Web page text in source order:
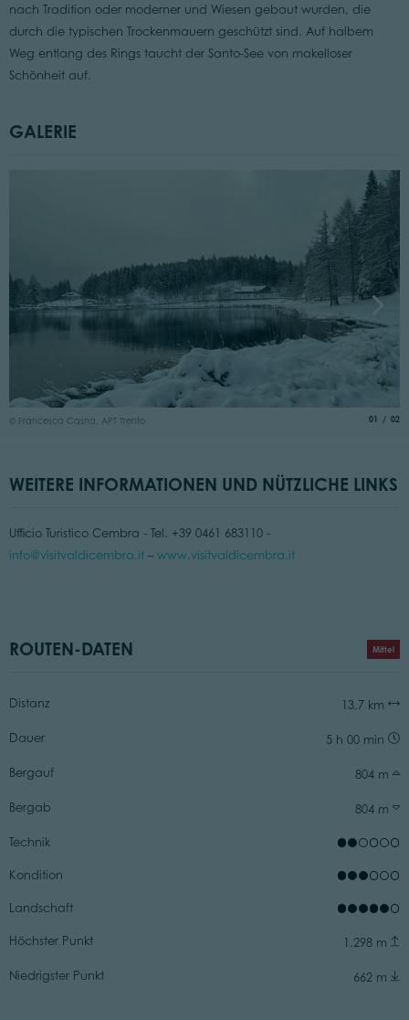
nach Tradition oder moderner und Wiesen gebaut wurden, die
durch die typischen Trockenmauern geschützt sind. Auf halbem
Weg entlang des Rings taucht der Santo-See von makelloser
Schönheit auf.
GALERIE
© Francesca Casna, APT Trento 01 von
02
WEITERE INFORMATIONEN UND NÜTZLICHE LINKS
Ufficio Turistico Cembra - Tel. +39 0461 683110 -
info@visitvaldicembra.it– www.visitvaldicembra.it
ROUTEN-DATEN Mittel
Distanz 13,7 km
Dauer 5 h 00 min
Bergauf 804 m
Bergab 804 m
Technik
Kondition
Landschaft
Höchster Punkt 1.298 m
Niedrigster Punkt 662 m